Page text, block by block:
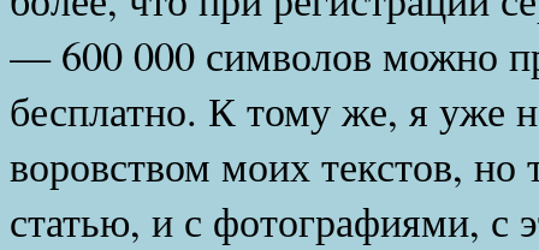
— 600 000 символов можно
бесплатно. К тому же, я уже
воровством моих текстов,
статью, и с фотографиями, с